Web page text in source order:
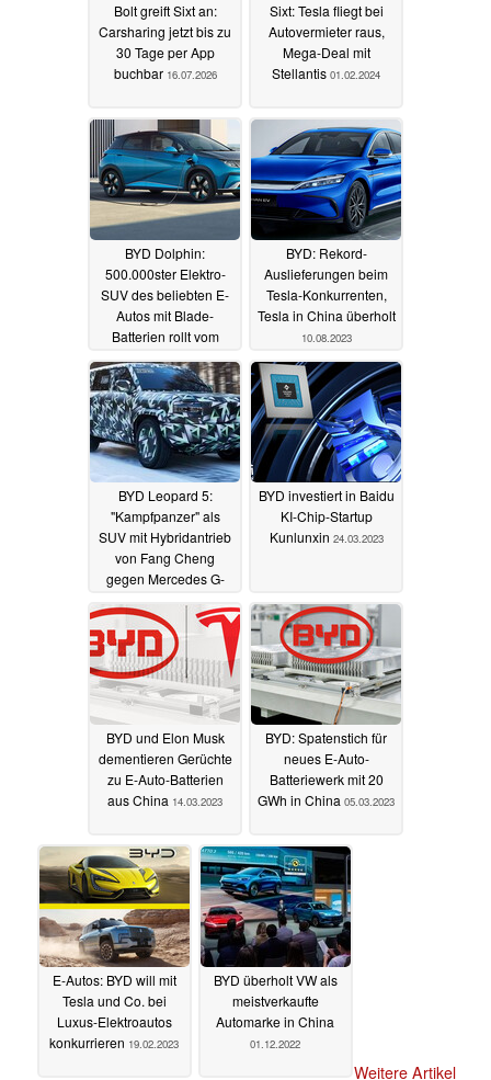
Bolt greift Sixt an:
Carsharing jetzt bis zu
30 Tage per App
buchbar 16.07.2026
Sixt: Tesla fliegt bei
Autovermieter raus,
Mega-Deal mit
Stellantis 01.02.2024
BYD Dolphin:
500.000ster Elektro-
SUV des beliebten E-
Autos mit Blade-
Batterien rollt vom
Deutschland ab 35.990
Euro erhältlich
26.09.2023
BYD: Rekord-
Auslieferungen beim
Tesla-Konkurrenten,
Tesla in China überholt
10.08.2023
BYD Leopard 5:
"Kampfpanzer" als
SUV mit Hybridantrieb
von Fang Cheng
gegen Mercedes G-
04.07.2023
BYD investiert in Baidu
KI-Chip-Startup
Kunlunxin 24.03.2023
BYD und Elon Musk
dementieren Gerüchte
zu E-Auto-Batterien
aus China 14.03.2023
BYD: Spatenstich für
neues E-Auto-
Batteriewerk mit 20
GWh in China 05.03.2023
E-Autos: BYD will mit
Tesla und Co. bei
Luxus-Elektroautos
konkurrieren 19.02.2023
BYD überholt VW als
meistverkaufte
Automarke in China
01.12.2022
Weitere Artikel